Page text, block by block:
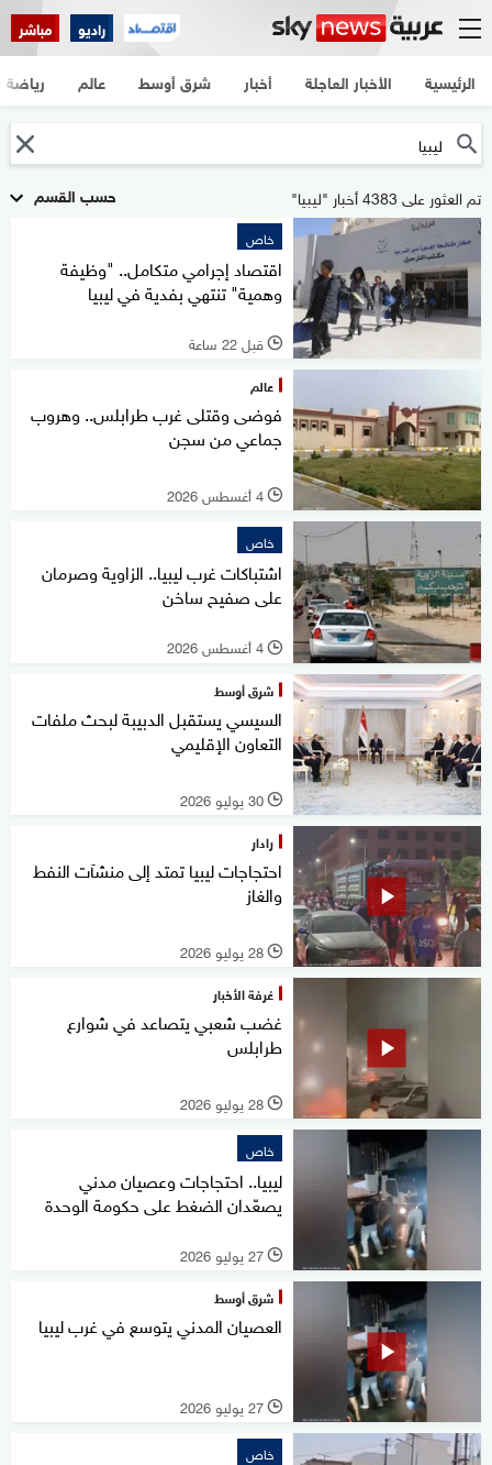
راديو مباشر
الرئيسية الأخبار العاجلة أخبار شرق أوسط عالم رياضة
حسب القسم تم العثور على 4383 أخبار "ليبيا"
خاص
اقتصاد إجرامي متكامل.. "وظيفة
وهمية" تنتهي بفدية في ليبيا
l قبل 22 ساعة
عالم
فوضى وقتلى غرب طرابلس.. وهروب
جماعي من سجن
l 4 أغسطس 2026
خاص
اشتباكات غرب ليبيا.. الزاوية وصرمان
على صفيح ساخن
l 4 أغسطس 2026
شرق أوسط
السيسي يستقبل الدبيبة لبحث ملفات
التعاون الإقليمي
l 30 يوليو 2026
رادار
احتجاجات ليبيا تمتد إلى منشآت النفط
والغاز
l 28 يوليو 2026
غرفة الأخبار
غضب شعبي يتصاعد في شوارع
طرابلس
l 28 يوليو 2026
خاص
ليبيا.. احتجاجات وعصيان مدني
يصعّدان الضغط على حكومة الوحدة
l 27 يوليو 2026
شرق أوسط
العصيان المدني يتوسع في غرب ليبيا
l 27 يوليو 2026
خاص